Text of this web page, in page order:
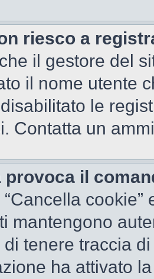
riesco a
il gestore del
il nome utente
le
Contatta un
provoca il
mantengono
tenere traccia
ha attivato